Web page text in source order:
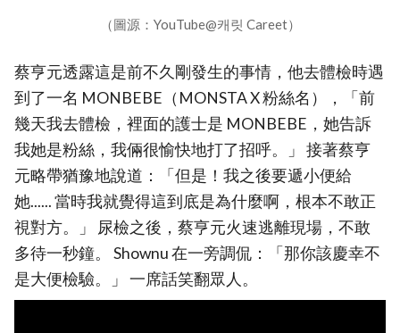
（圖源：YouTube@캐릿 Careet）
蔡亨元透露這是前不久剛發生的事情，他去體檢時遇
到了一名 MONBEBE（MONSTA X 粉絲名），「前
幾天我去體檢，裡面的護士是 MONBEBE，她告訴
我她是粉絲，我倆很愉快地打了招呼。」 接著蔡亨
元略帶猶豫地說道：「但是！我之後要遞小便給
她...... 當時我就覺得這到底是為什麼啊，根本不敢正
視對方。」 尿檢之後，蔡亨元火速逃離現場，不敢
多待一秒鐘。 Shownu 在一旁調侃：「那你該慶幸不
是大便檢驗。」 一席話笑翻眾人。